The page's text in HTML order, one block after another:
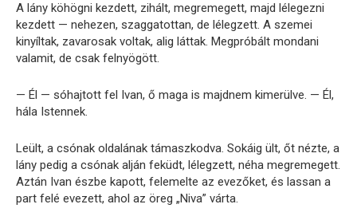
A lány köhögni kezdett, zihált, megremegett, majd lélegezni
kezdett — nehezen, szaggatottan, de lélegzett. A szemei
kinyíltak, zavarosak voltak, alig láttak. Megpróbált mondani
valamit, de csak felnyögött.
— Él — sóhajtott fel Ivan, ő maga is majdnem kimerülve. — Él,
hála Istennek.
Leült, a csónak oldalának támaszkodva. Sokáig ült, őt nézte, a
lány pedig a csónak alján feküdt, lélegzett, néha megremegett.
Aztán Ivan észbe kapott, felemelte az evezőket, és lassan a
part felé evezett, ahol az öreg „Niva” várta.